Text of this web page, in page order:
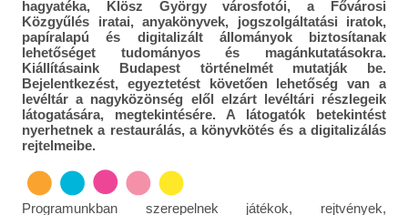
hagyatéka, Klösz György városfotói, a Fővárosi
Közgyűlés iratai, anyakönyvek, jogszolgáltatási iratok,
papíralapú és digitalizált állományok biztosítanak
lehetőséget tudományos és magánkutatásokra.
Kiállításaink Budapest történelmét mutatják be.
Bejelentkezést, egyeztetést követően lehetőség van a
levéltár a nagyközönség elől elzárt levéltári részlegeik
látogatására, megtekintésére. A látogatók betekintést
nyerhetnek a restaurálás, a könyvkötés és a digitalizálás
rejtelmeibe.
Programunkban szerepelnek játékok, rejtvények,